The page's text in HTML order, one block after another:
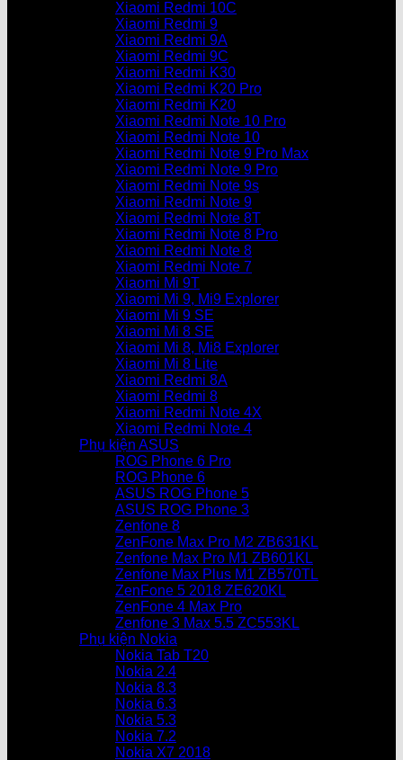
Xiaomi Redmi 10C
Xiaomi Redmi 9
Xiaomi Redmi 9A
Xiaomi Redmi 9C
Xiaomi Redmi K30
Xiaomi Redmi K20 Pro
Xiaomi Redmi K20
Xiaomi Redmi Note 10 Pro
Xiaomi Redmi Note 10
Xiaomi Redmi Note 9 Pro Max
Xiaomi Redmi Note 9 Pro
Xiaomi Redmi Note 9s
Xiaomi Redmi Note 9
Xiaomi Redmi Note 8T
Xiaomi Redmi Note 8 Pro
Xiaomi Redmi Note 8
Xiaomi Redmi Note 7
Xiaomi Mi 9T
Xiaomi Mi 9, Mi9 Explorer
Xiaomi Mi 9 SE
Xiaomi Mi 8 SE
Xiaomi Mi 8, Mi8 Explorer
Xiaomi Mi 8 Lite
Xiaomi Redmi 8A
Xiaomi Redmi 8
Xiaomi Redmi Note 4X
Xiaomi Redmi Note 4
Phụ kiện ASUS
ROG Phone 6 Pro
ROG Phone 6
ASUS ROG Phone 5
ASUS ROG Phone 3
Zenfone 8
ZenFone Max Pro M2 ZB631KL
Zenfone Max Pro M1 ZB601KL
Zenfone Max Plus M1 ZB570TL
ZenFone 5 2018 ZE620KL
ZenFone 4 Max Pro
Zenfone 3 Max 5.5 ZC553KL
Phụ kiện Nokia
Nokia Tab T20
Nokia 2.4
Nokia 8.3
Nokia 6.3
Nokia 5.3
Nokia 7.2
Nokia X7 2018